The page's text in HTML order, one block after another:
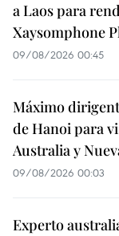
a Laos para
Xaysomphone
09/08/2026 00:45
Máximo
de Hanoi para
Australia y
09/08/2026 00:03
Experto